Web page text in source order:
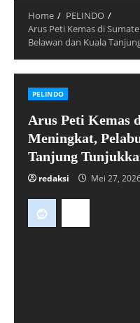
Home
PELINDO
Arus Peti Kemas di
Belawan dan Kuala
PELINDO
Arus Peti Kemas
Meningkat,
Tanjung
redaksi Mei 27,